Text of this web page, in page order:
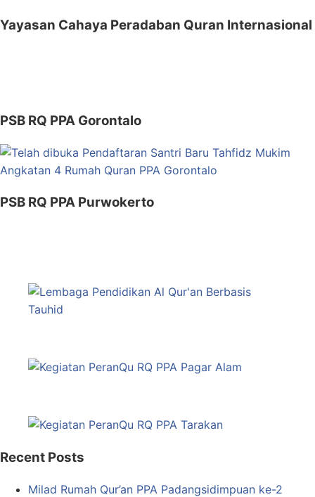
Yayasan Cahaya Peradaban Quran Internasional
PSB RQ PPA Gorontalo
PSB RQ PPA Purwokerto
Recent Posts
Milad Rumah Qur’an PPA Padangsidimpuan ke-2